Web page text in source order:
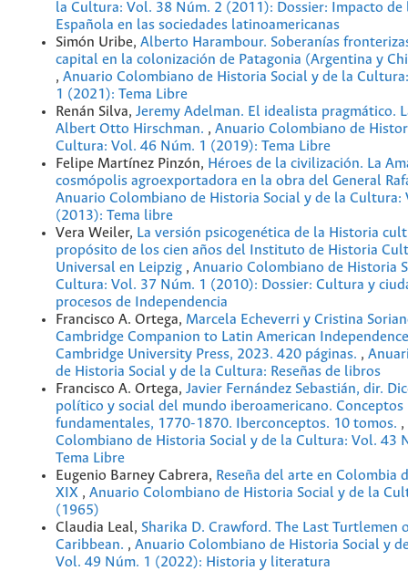
la Cultura: Vol. 38 Núm. 2 (2011): Dossier: Impacto de
Española en las sociedades latinoamericanas
Simón Uribe, Alberto Harambour. Soberanías
capital en la colonización de Patagonia (Argentina y
, Anuario Colombiano de Historia Social y de la
1 (2021): Tema Libre
Renán Silva, Jeremy Adelman. El idealista pragmático.
Albert Otto Hirschman. , Anuario Colombiano de
Cultura: Vol. 46 Núm. 1 (2019): Tema Libre
Felipe Martínez Pinzón, Héroes de la civilización. La
cosmópolis agroexportadora en la obra del General
Anuario Colombiano de Historia Social y de la Cultura:
(2013): Tema libre
Vera Weiler, La versión psicogenética de la Historia
propósito de los cien años del Instituto de Historia
Universal en Leipzig , Anuario Colombiano de Historia
Cultura: Vol. 37 Núm. 1 (2010): Dossier: Cultura y
procesos de Independencia
Francisco A. Ortega, Marcela Echeverri y Cristina
Cambridge Companion to Latin American
Cambridge University Press, 2023. 420 páginas. ,
de Historia Social y de la Cultura: Reseñas de libros
Francisco A. Ortega, Javier Fernández Sebastián, dir.
político y social del mundo iberoamericano.
fundamentales, 1770-1870. Iberconceptos. 10 tomos. ,
Colombiano de Historia Social y de la Cultura: Vol. 43
Tema Libre
Eugenio Barney Cabrera, Reseña del arte en Colombia
XIX , Anuario Colombiano de Historia Social y de la
(1965)
Claudia Leal, Sharika D. Crawford. The Last Turtlemen
Caribbean. , Anuario Colombiano de Historia Social y
Vol. 49 Núm. 1 (2022): Historia y literatura